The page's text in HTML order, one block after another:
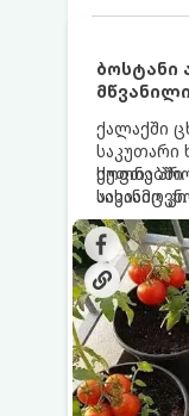
ბოსტანი
ქალაქში
სუფთა
აივანიც
მოიწყოთ
და
ქოთნებში
იცოდეთ,
ქოთნის
მოუაროთ